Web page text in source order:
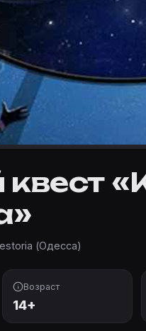
квест
(Одесса)
Возраст
14+